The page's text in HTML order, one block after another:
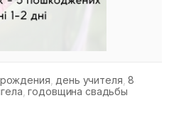
день учителя ,8
,годовщина свадьбы